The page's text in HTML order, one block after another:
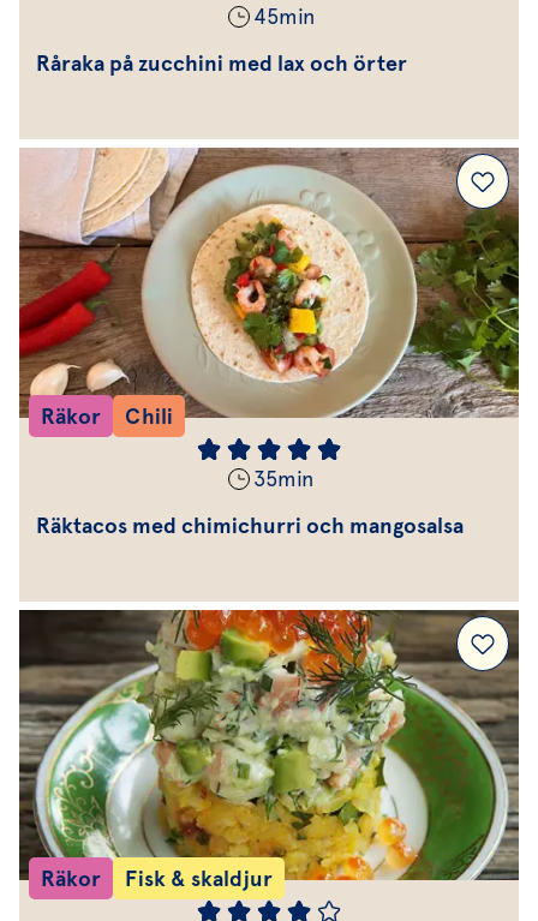
45min
Råraka på zucchini med lax och örter
Räkor Chili
35min
Räktacos med chimichurri och mangosalsa
Räkor Fisk & skaldjur